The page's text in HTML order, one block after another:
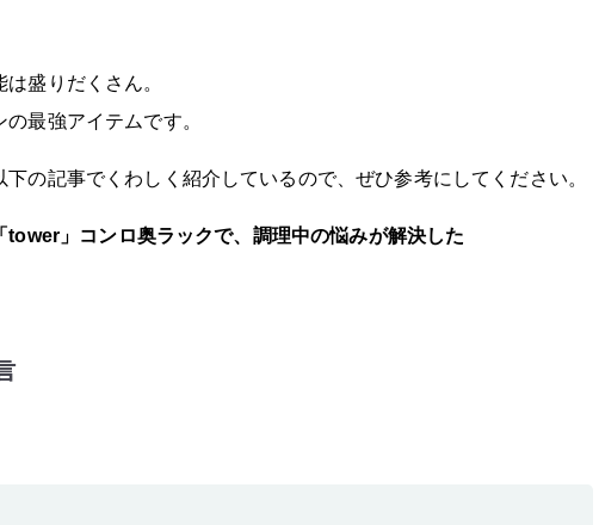
盛りだくさん。
最強アイテムです。
の記事でくわしく紹介しているので、ぜひ参考にしてください。
tower」コンロ奥ラックで、調理中の悩みが解決した